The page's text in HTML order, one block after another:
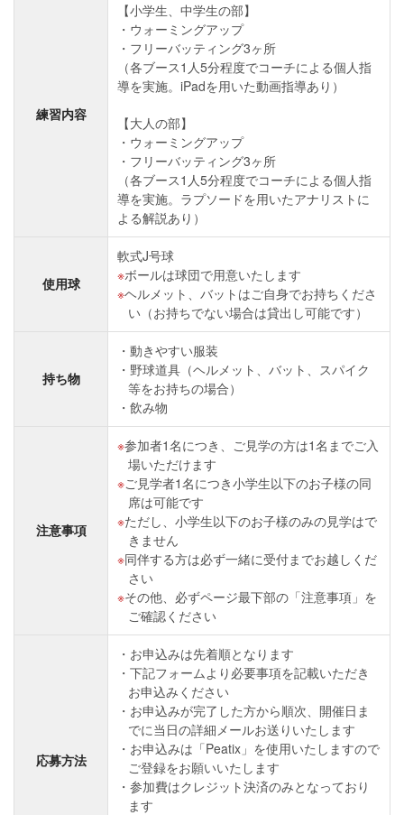
練習内容
【小学生、中学生の部】
ウォーミングアップ
フリーバッティング3ヶ所
（各ブース1人5分程度でコーチによる個人指
導を実施。iPadを用いた動画指導あり）
【大人の部】
ウォーミングアップ
フリーバッティング3ヶ所
（各ブース1人5分程度でコーチによる個人指
導を実施。ラプソードを用いたアナリストに
よる解説あり）
使用球
軟式J号球
ボールは球団で用意いたします
ヘルメット、バットはご自身でお持ちくださ
い（お持ちでない場合は貸出し可能です）
持ち物
動きやすい服装
野球道具（ヘルメット、バット、スパイク
等をお持ちの場合）
飲み物
注意事項
参加者1名につき、ご見学の方は1名までご入
場いただけます
ご見学者1名につき小学生以下のお子様の同
席は可能です
ただし、小学生以下のお子様のみの見学はで
きません
同伴する方は必ず一緒に受付までお越しくだ
さい
その他、必ずページ最下部の「注意事項」を
ご確認ください
応募方法
お申込みは先着順となります
下記フォームより必要事項を記載いただき
お申込みください
お申込みが完了した方から順次、開催日ま
でに当日の詳細メールお送りいたします
お申込みは「Peatix」を使用いたしますので
ご登録をお願いいたします
参加費はクレジット決済のみとなっており
ます